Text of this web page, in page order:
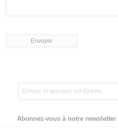
Abonnez-vous à notre newsletter